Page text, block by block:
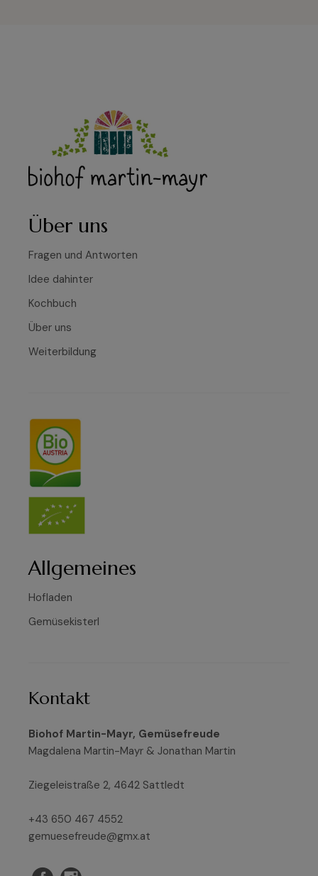
Über uns
Fragen und Antworten
Idee dahinter
Kochbuch
Über uns
Weiterbildung
Allgemeines
Hofladen
Gemüsekisterl
Kontakt
Biohof Martin-Mayr, Gemüsefreude
Magdalena Martin-Mayr & Jonathan Martin
Ziegeleistraße 2, 4642 Sattledt
+43 650 467 4552
gemuesefreude@gmx.at